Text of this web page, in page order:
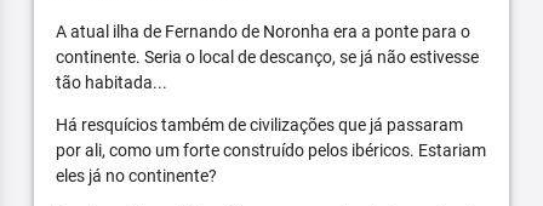
A atual ilha de Fernando de Noronha era a ponte para o
continente. Seria o local de descanço, se já não estivesse
tão habitada...
Há resquícios também de civilizações que já passaram
por ali, como um forte construído pelos ibéricos. Estariam
eles já no continente?